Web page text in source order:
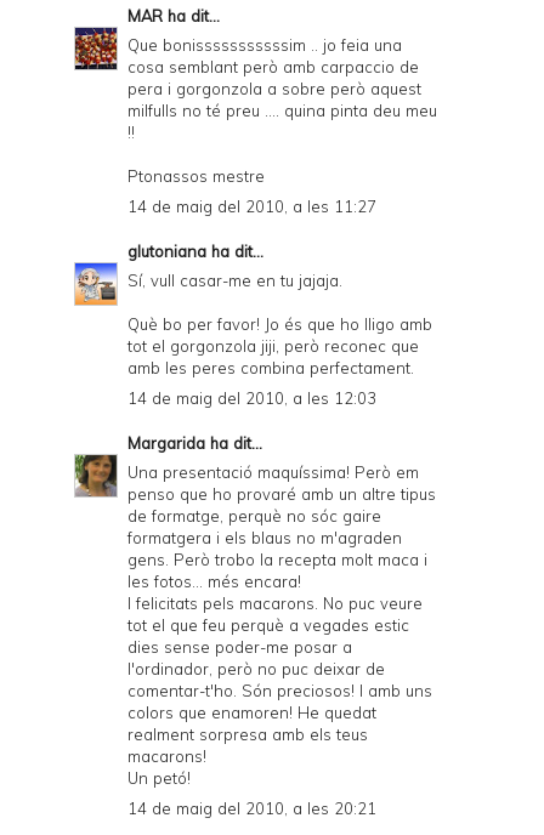
MAR ha dit...
Que bonisssssssssssim .. jo feia una
cosa semblant però amb carpaccio de
pera i gorgonzola a sobre però aquest
milfulls no té preu .... quina pinta deu meu
!!
Ptonassos mestre
14 de maig del 2010, a les 11:27
glutoniana ha dit...
Sí, vull casar-me en tu jajaja.
Què bo per favor! Jo és que ho lligo amb
tot el gorgonzola jiji, però reconec que
amb les peres combina perfectament.
14 de maig del 2010, a les 12:03
Margarida ha dit...
Una presentació maquíssima! Però em
penso que ho provaré amb un altre tipus
de formatge, perquè no sóc gaire
formatgera i els blaus no m'agraden
gens. Però trobo la recepta molt maca i
les fotos... més encara!
I felicitats pels macarons. No puc veure
tot el que feu perquè a vegades estic
dies sense poder-me posar a
l'ordinador, però no puc deixar de
comentar-t'ho. Són preciosos! I amb uns
colors que enamoren! He quedat
realment sorpresa amb els teus
macarons!
Un petó!
14 de maig del 2010, a les 20:21